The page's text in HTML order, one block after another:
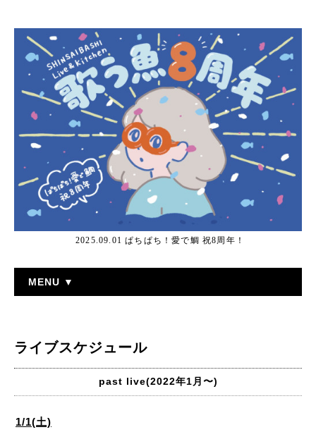
2025.09.01 ぱちぱち！愛で鯛 祝8周年！
MENU ▼
ライブスケジュール
past live(2022年1月〜)
1/1(土)